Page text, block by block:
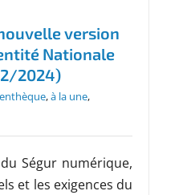
version
Nationale
2024)
,à la une,
Ségur numérique,
et les exigences du